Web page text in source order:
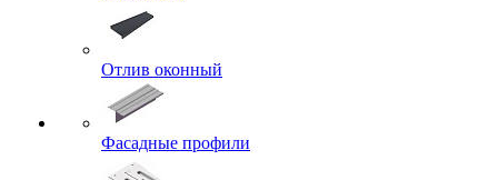
Отлив оконный
Фасадные профили